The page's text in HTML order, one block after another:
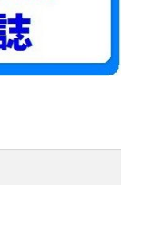
」正式決定先送